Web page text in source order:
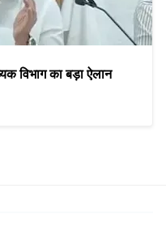
विभाग का बड़ा ऐलान